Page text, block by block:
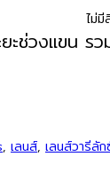
ไม่มี
วงแขน ร
, เลนส์, เลนส์วารีลัก